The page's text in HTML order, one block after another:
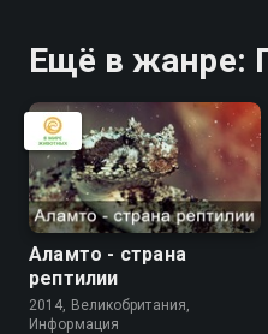
Ещё в жанре:
Аламто - страна
рептилии
2014, Великобритания,
Информация